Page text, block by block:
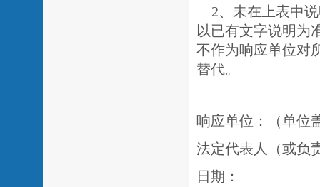
2、未在上表中
以已有文字说明为
不作为响应单位对
替代。
响应单位：（单位
法定代表人（或负
日期：